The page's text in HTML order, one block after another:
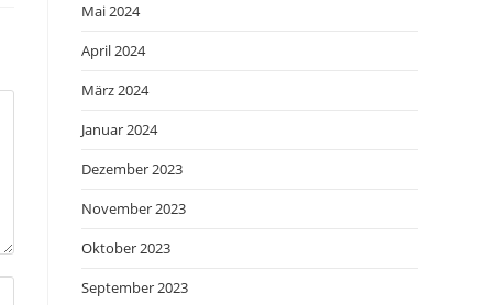
Mai 2024
April 2024
März 2024
Januar 2024
Dezember 2023
November 2023
Oktober 2023
September 2023